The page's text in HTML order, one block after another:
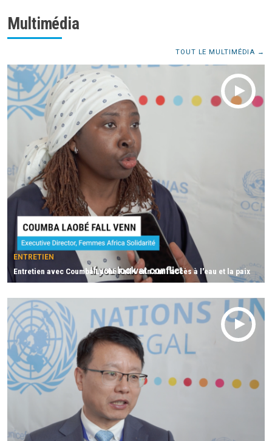
Multimédia
TOUT LE MULTIMÉDIA
ENTRETIEN
Entretien avec Coumba Laobé Fall Venn sur l'accès à l'eau et la paix